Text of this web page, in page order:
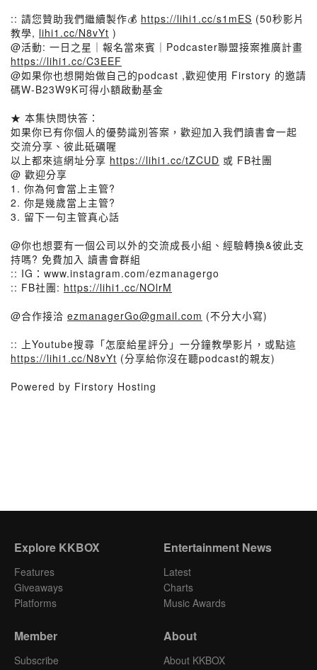
:: 請您贊助我們繼續製作💰 https://lihi1.cc/s1mES (50秒影片
教學, lihi1.cc/N8vYt )
@活動: 一日之星｜報名當來賓｜Podcaster聯盟接案推廣計畫
https://lihi1.cc/C3EEF
@如果你也想開始做自己的podcast ,歡迎使用 Firstory 的邀請
碼W-B23W9K可得小額啟動基金
★ 本集快問快答：
如果你已有你個人的優勢識別答案，歡迎加入我們讀書會一起
交流分享、彼此砥礪喔
以上都來這網址分享 https://lihi1.cc/tZCUD 或 FB社團
@ 歡迎分享
1. 你為何會當上主管?
2. 你是幾歲當上主管?
3. 留下一句主管真心話
@你也想要有一個公司以外的交流成長小組、經驗轉換&彼此支
持嗎? 免費加入 讀書會群組
:: IG：www.instagram.com/ezmanagergo
:: FB社團: https://lihi1.cc/NOlrM
@合作接洽 ezmanagerGo@gmail.com (不分大小寫)
:: 上Youtube搜尋「怎麼給星評分」一分鐘教學影片，或點這
https://lihi1.cc/N8vYt (分享給你沒在聽podcast的親友)
Powered by Firstory Hosting
Explore KKBOX
Features
Giveaways
Platforms
Entertainment News
Latest
Charts
Music Awards
Member
Subscribe
About
About KKBOX